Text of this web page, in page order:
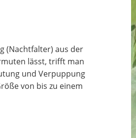
(Nachtfalter) aus der
lässt, trifft man
und Verpuppung
von bis zu einem